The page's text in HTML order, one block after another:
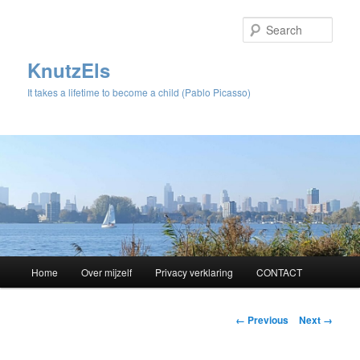
KnutzEls
It takes a lifetime to become a child (Pablo Picasso)
Skip
Home Over mijzelf Privacy verklaring CONTACT
Image
← Previous Next →